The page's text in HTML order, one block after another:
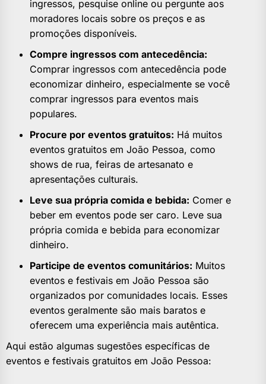
ingressos, pesquise online ou pergunte aos
moradores locais sobre os preços e as
promoções disponíveis.
Compre ingressos com antecedência:
Comprar ingressos com antecedência pode
economizar dinheiro, especialmente se você
comprar ingressos para eventos mais
populares.
Procure por eventos gratuitos: Há muitos
eventos gratuitos em João Pessoa, como
shows de rua, feiras de artesanato e
apresentações culturais.
Leve sua própria comida e bebida: Comer e
beber em eventos pode ser caro. Leve sua
própria comida e bebida para economizar
dinheiro.
Participe de eventos comunitários: Muitos
eventos e festivais em João Pessoa são
organizados por comunidades locais. Esses
eventos geralmente são mais baratos e
oferecem uma experiência mais autêntica.
Aqui estão algumas sugestões específicas de
eventos e festivais gratuitos em João Pessoa: